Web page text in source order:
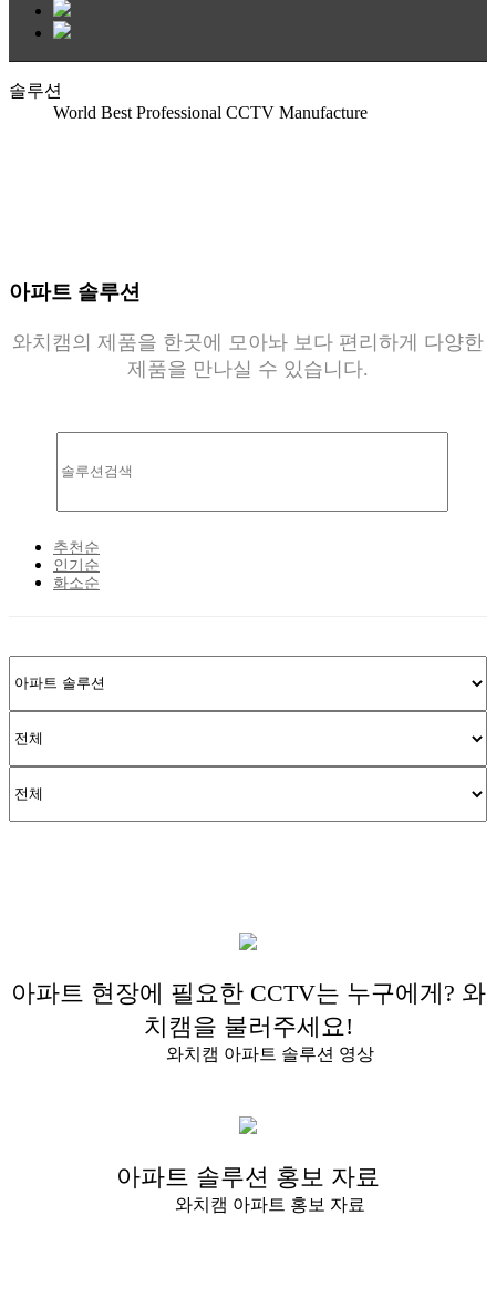
솔루션
World Best Professional CCTV Manufacture
아파트 솔루션
와치캠의 제품을 한곳에 모아놔 보다 편리하게 다양한
제품을 만나실 수 있습니다.
추천순
인기순
화소순
아파트 현장에 필요한 CCTV는 누구에게? 와
치캠을 불러주세요!
와치캠 아파트 솔루션 영상
아파트 솔루션 홍보 자료
와치캠 아파트 홍보 자료